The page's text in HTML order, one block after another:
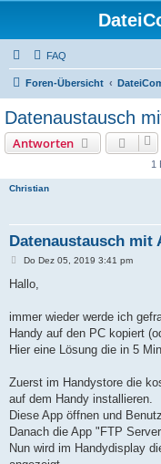
FAQ
Foren-Übersicht
Datenaustausch
Antworten
1
Christian
Datenaustausch mit
B
i
a
Do Dez 05, 2019 3:41 pm
Hallo,
immer wieder werde ich
Handy auf den PC kopiert
Hier eine Lösung die in 5
Zuerst im Handystore die
auf dem Handy installieren.
Diese App öffnen und
Danach die App "FTP
Nun wird im Handydisplay